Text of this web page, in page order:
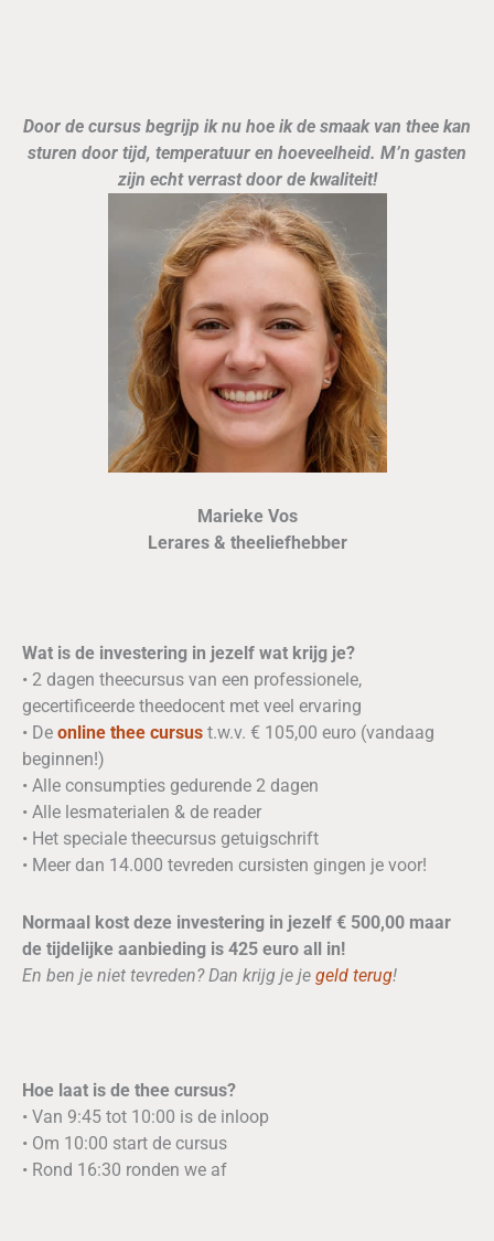
Door de cursus begrijp ik nu hoe ik de smaak van thee kan
sturen door tijd, temperatuur en hoeveelheid. M’n gasten
zijn echt verrast door de kwaliteit!
Marieke Vos
Lerares & theeliefhebber
Wat is de investering in jezelf wat krijg je?
• 2 dagen theecursus van een professionele,
gecertificeerde theedocent met veel ervaring
• De online thee cursus t.w.v. € 105,00 euro (vandaag
beginnen!)
• Alle consumpties gedurende 2 dagen
• Alle lesmaterialen & de reader
• Het speciale theecursus getuigschrift
• Meer dan 14.000 tevreden cursisten gingen je voor!
Normaal kost deze investering in jezelf € 500,00 maar
de tijdelijke aanbieding is 425 euro all in!
En ben je niet tevreden? Dan krijg je je geld terug!
Hoe laat is de thee cursus?
• Van 9:45 tot 10:00 is de inloop
• Om 10:00 start de cursus
• Rond 16:30 ronden we af